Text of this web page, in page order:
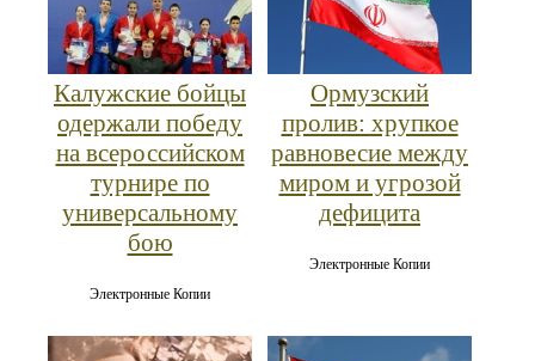
Калужские бойцы
одержали победу
на всероссийском
турнире по
универсальному
бою
Электронные Копии
Ормузский
пролив: хрупкое
равновесие между
миром и угрозой
дефицита
Электронные Копии